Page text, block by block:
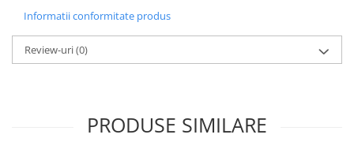
Informatii conformitate produs
Review-uri(0)
PRODUSE SIMILARE